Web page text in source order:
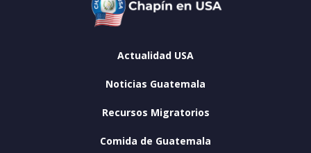
Actualidad USA
Noticias Guatemala
Recursos Migratorios
Comida de Guatemala